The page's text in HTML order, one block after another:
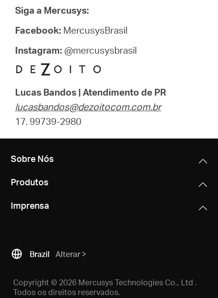
Siga a Mercusys:
Facebook: MercusysBrasil
Instagram: @mercusysbrasil
Lucas Bandos | Atendimento de PR
lucasbandos@dezoitocom.com.br
17. 99739-2980
Sobre Nós
Produtos
Imprensa
Brazil Alterar
Copyright © 2026 Mercusys Technologies Co., Ltd .
Todos os direitos reservados.